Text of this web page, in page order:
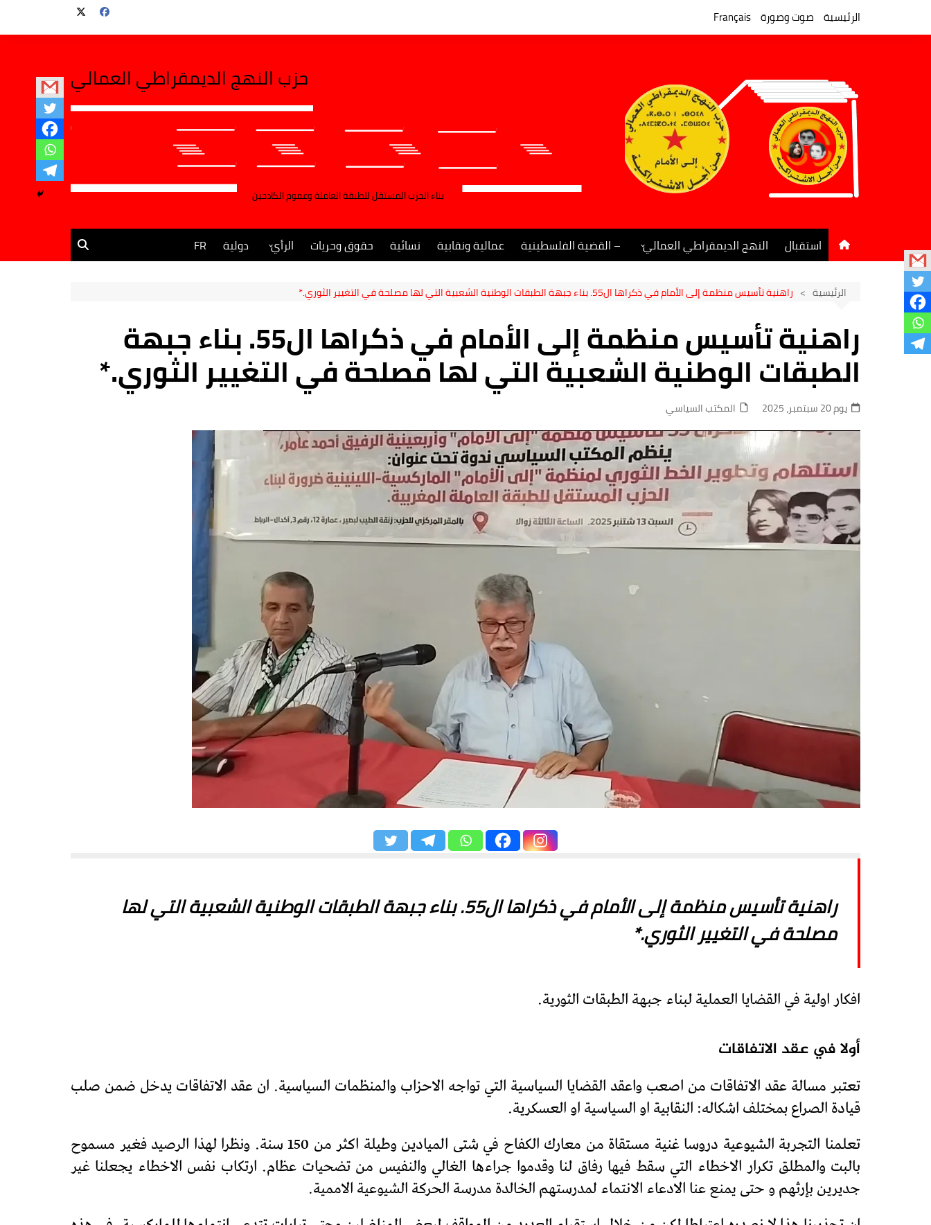
الرئيسية صوت وصورة Français
حزب النهج الديمقراطي العمالي
بناء الحزب المستقل للطبقة العاملة وعموم الكادحين
استقبال النهج الديمقراطي العمالي
جريدة النهج الديمقراطي
– القضية الفلسطينية عمالية ونقابية نسائية حقوق وحريات الرأي دولية FR
الرئيسية راهنية تأسيس منظمة إلى الأمام في ذكراها ال55. بناء جبهة الطبقات الوطنية الشعبية التي لها مصلحة في التغيير الثوري.*
راهنية تأسيس منظمة إلى الأمام في ذكراها ال55. بناء جبهة
الطبقات الوطنية الشعبية التي لها مصلحة في التغيير الثوري.*
يوم 20 سبتمبر، 2025 المكتب السياسي
راهنية تأسيس منظمة إلى الأمام في ذكراها ال55. بناء جبهة الطبقات الوطنية الشعبية التي لها
مصلحة في التغيير الثوري.*
افكار اولية في القضايا العملية لبناء جبهة الطبقات الثورية.
أولا في عقد الاتفاقات
تعتبر مسالة عقد الاتفاقات من اصعب واعقد القضايا السياسية التي تواجه الاحزاب والمنظمات السياسية. ان عقد الاتفاقات يدخل ضمن صلب
قيادة الصراع بمختلف اشكاله: النقابية او السياسية او العسكرية.
تعلمنا التجربة الشيوعية دروسا غنية مستقاة من معارك الكفاح في شتى الميادين وطيلة اكثر من 150 سنة. ونظرا لهذا الرصيد فغير مسموح
بالبت والمطلق تكرار الاخطاء التي سقط فيها رفاق لنا وقدموا جراءها الغالي والنفيس من تضحيات عظام. ارتكاب نفس الاخطاء يجعلنا غير
جديرين بإرثهم و حتى يمنع عنا الادعاء الانتماء لمدرستهم الخالدة مدرسة الحركة الشيوعية الاممية.